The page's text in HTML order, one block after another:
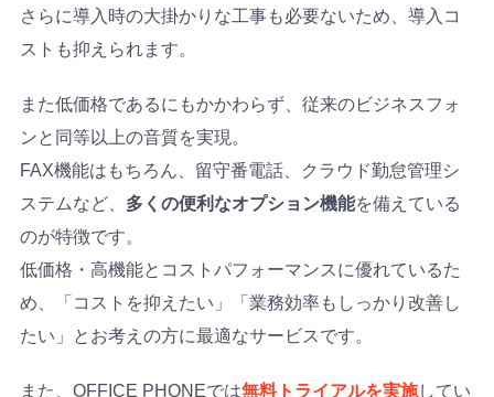
さらに導入時の大掛かりな工事も必要ないため、導入コ
ストも抑えられます。
また低価格であるにもかかわらず、従来のビジネスフォ
ンと同等以上の音質を実現。
FAX機能はもちろん、留守番電話、クラウド勤怠管理シ
ステムなど、 多くの便利なオプション機能を備えている
のが特徴です。
低価格・高機能とコストパフォーマンスに優れているた
め、「コストを抑えたい」「業務効率もしっかり改善し
たい」とお考えの方に最適なサービスです。
また、OFFICE PHONEでは無料トライアルを実施してい